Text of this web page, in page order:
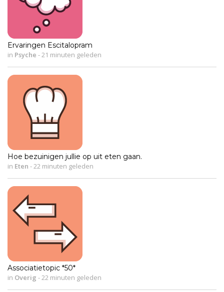
Ervaringen Escitalopram
in Psyche -21 minuten geleden
Hoe bezuinigen jullie op uit eten gaan.
in Eten -22 minuten geleden
Associatietopic *50*
in Overig -22 minuten geleden